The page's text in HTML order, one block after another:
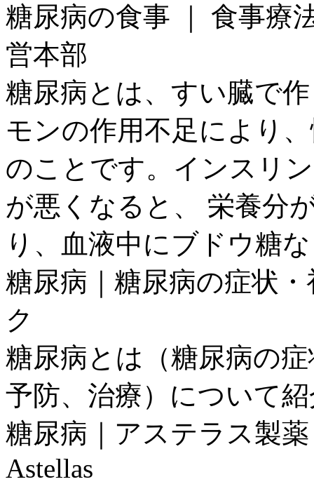
糖尿病の食事 ｜ 食事療
営本部
糖尿病とは、すい臓で
モンの作用不足により
のことです。インスリ
が悪くなると、 栄養分
り、血液中にブドウ糖
糖尿病｜糖尿病の症状
ク
糖尿病とは（糖尿病の
予防、治療）について
糖尿病｜アステラス製
Astellas